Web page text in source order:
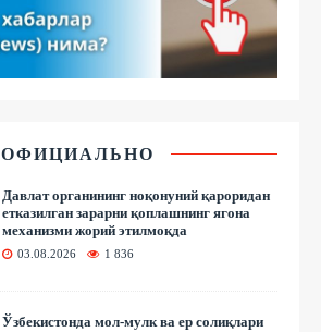
ОФИЦИАЛЬНО
Давлат органининг ноқонуний қароридан
етказилган зарарни қоплашнинг ягона
механизми жорий этилмоқда
03.08.2026 1 836
Ўзбекистонда мол-мулк ва ер солиқлари